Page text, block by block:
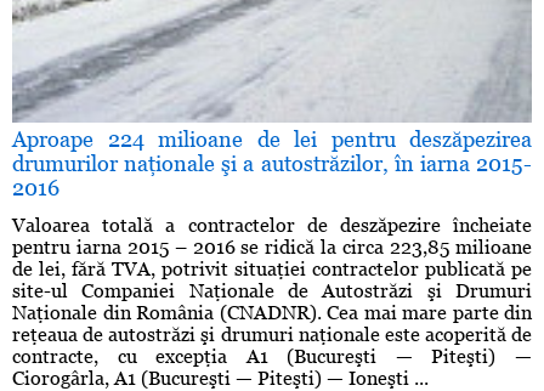
Aproape 224 milioane de lei pentru deszăpezirea
drumurilor naţionale şi a autostrăzilor, în iarna 2015-
2016
Valoarea totală a contractelor de deszăpezire încheiate
pentru iarna 2015 – 2016 se ridică la circa 223,85 milioane
de lei, fără TVA, potrivit situaţiei contractelor publicată pe
site-ul Companiei Naţionale de Autostrăzi şi Drumuri
Naţionale din România (CNADNR). Cea mai mare parte din
reţeaua de autostrăzi şi drumuri naţionale este acoperită de
contracte, cu excepţia A1 (Bucureşti — Piteşti) —
Ciorogârla, A1 (Bucureşti — Piteşti) — Ioneşti ...